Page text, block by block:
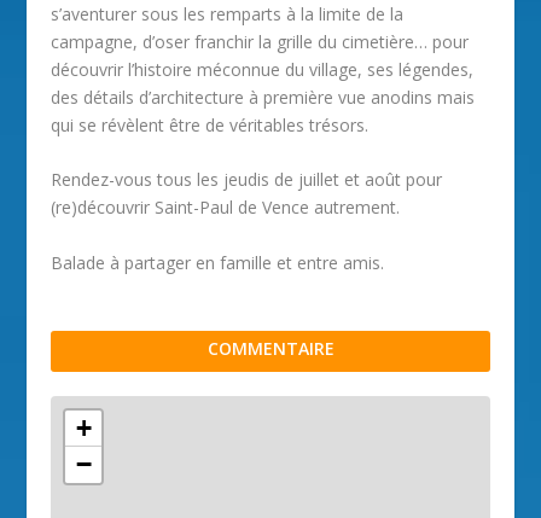
s’aventurer sous les remparts à la limite de la
campagne, d’oser franchir la grille du cimetière… pour
découvrir l’histoire méconnue du village, ses légendes,
des détails d’architecture à première vue anodins mais
qui se révèlent être de véritables trésors.
Rendez-vous tous les jeudis de juillet et août pour
(re)découvrir Saint-Paul de Vence autrement.
Balade à partager en famille et entre amis.
COMMENTAIRE
+
−